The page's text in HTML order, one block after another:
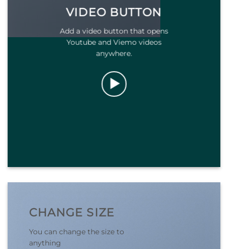
VIDEO BUTTON
Add a video button that opens
Youtube and Viemo videos
anywhere.
CHANGE SIZE
You can change the size to
anything